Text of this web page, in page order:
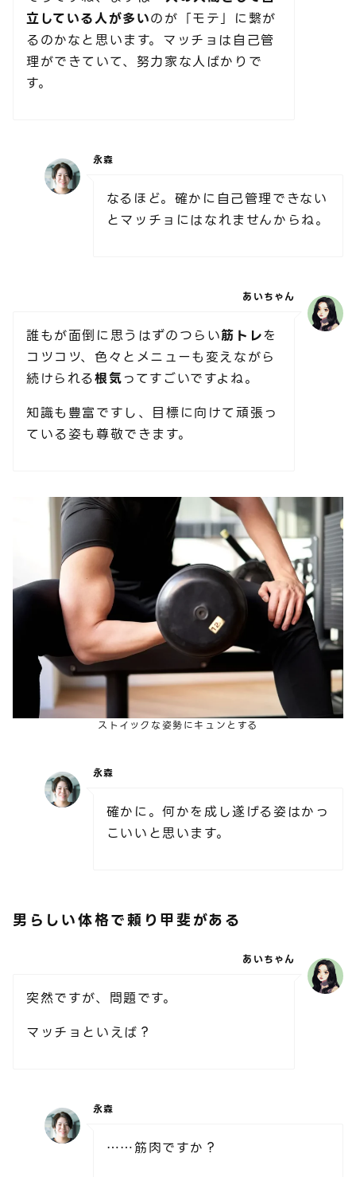
立している人が多いのが「モテ」に繋が
るのかなと思います。マッチョは自己管
理ができていて、努力家な人ばかりで
す。
永森
なるほど。確かに自己管理できない
とマッチョにはなれませんからね。
あいちゃん
誰もが面倒に思うはずのつらい筋トレを
コツコツ、色々とメニューも変えながら
続けられる根気ってすごいですよね。
知識も豊富ですし、目標に向けて頑張っ
ている姿も尊敬できます。
ストイックな姿勢にキュンとする
永森
確かに。何かを成し遂げる姿はかっ
こいいと思います。
男らしい体格で頼り甲斐がある
あいちゃん
突然ですが、問題です。
マッチョといえば？
永森
……筋肉ですか？